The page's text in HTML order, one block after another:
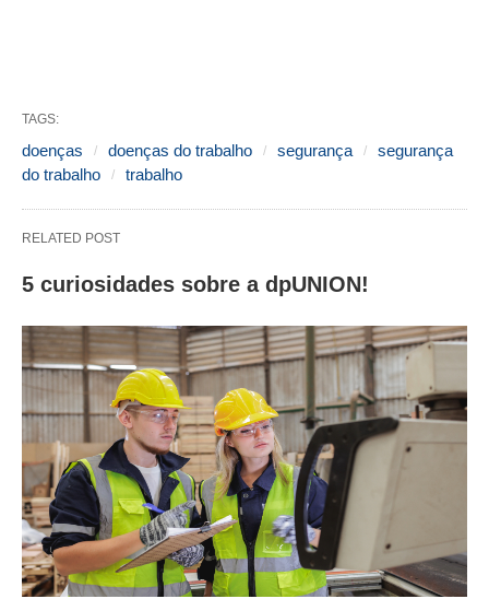
TAGS:
doenças doenças do trabalho segurança
segurança
do trabalho
trabalho
RELATED POST
5 curiosidades sobre a dpUNION!